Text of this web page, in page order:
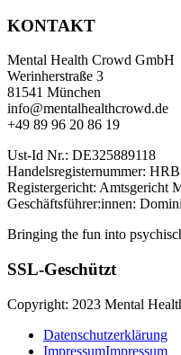
KONTAKT
Mental Health Crowd GmbH
Werinherstraße 3
81541 München
info@mentalhealthcrowd.de
+49 89 96 20 86 19
Ust-Id Nr.: DE325889118
Handelsregisternummer:
Registergericht: Amtsgericht
Geschäftsführer:innen:
Bringing the fun into
SSL-Geschützt
Copyright: 2023 Mental
Datenschutzerklärung
ImpressumImpressum